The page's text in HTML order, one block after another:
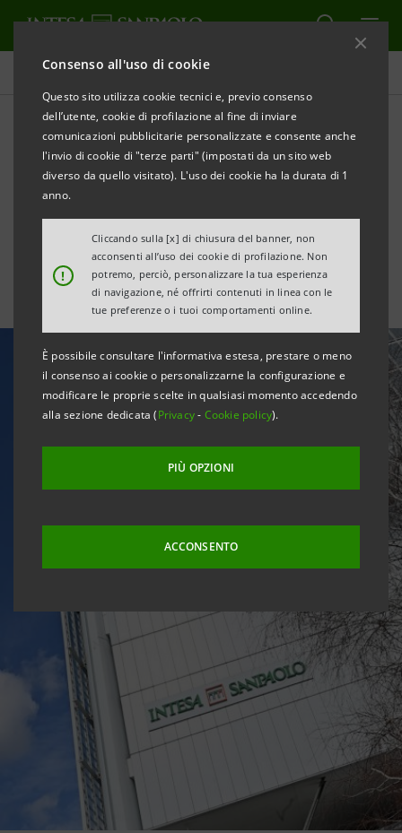
Consenso all'uso di cookie
Questo sito utilizza cookie tecnici e, previo consenso
dell’utente, cookie di profilazione al fine di inviare
comunicazioni pubblicitarie personalizzate e consente anche
l'invio di cookie di "terze parti" (impostati da un sito web
diverso da quello visitato). L'uso dei cookie ha la durata di 1
anno.
!
Cliccando sulla [x] di chiusura del banner, non
acconsenti all’uso dei cookie di profilazione. Non
potremo, perciò, personalizzare la tua esperienza
di navigazione, né offrirti contenuti in linea con le
tue preferenze o i tuoi comportamenti online.
È possibile consultare l'informativa estesa, prestare o meno
il consenso ai cookie o personalizzarne la configurazione e
modificare le proprie scelte in qualsiasi momento accedendo
alla sezione dedicata (Privacy- Cookie policy).
PIÙ OPZIONI
ACCONSENTO
Ultime notizie e approfondimenti
Completata la definizione
degli obiettivi di
decarbonizzazione al 2030